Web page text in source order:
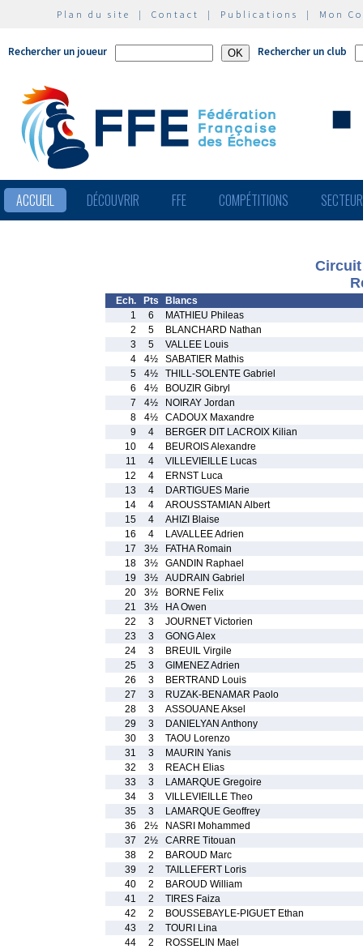
Plan du site | Contact | Publications | Mon
Rechercher un joueur Rechercher un club
ACCUEIL DÉCOUVRIR FFE COMPÉTITIONS
Circuit
Ech. Pts
Blancs
1
6
MATHIEU Phileas
2
5
BLANCHARD Nathan
3
5
VALLEE Louis
4
4½
SABATIER Mathis
5
4½
THILL-SOLENTE Gabriel
6
4½
BOUZIR Gibryl
7
4½
NOIRAY Jordan
8
4½
CADOUX Maxandre
9
4
BERGER DIT LACROIX Kilian
10
4
BEUROIS Alexandre
11
4
VILLEVIEILLE Lucas
12
4
ERNST Luca
13
4
DARTIGUES Marie
14
4
AROUSSTAMIAN Albert
15
4
AHIZI Blaise
16
4
LAVALLEE Adrien
17
3½
FATHA Romain
18
3½
GANDIN Raphael
19
3½
AUDRAIN Gabriel
20
3½
BORNE Felix
21
3½
HA Owen
22
3
JOURNET Victorien
23
3
GONG Alex
24
3
BREUIL Virgile
25
3
GIMENEZ Adrien
26
3
BERTRAND Louis
27
3
RUZAK-BENAMAR Paolo
28
3
ASSOUANE Aksel
29
3
DANIELYAN Anthony
30
3
TAOU Lorenzo
31
3
MAURIN Yanis
32
3
REACH Elias
33
3
LAMARQUE Gregoire
34
3
VILLEVIEILLE Theo
35
3
LAMARQUE Geoffrey
36
2½
NASRI Mohammed
37
2½
CARRE Titouan
38
2
BAROUD Marc
39
2
TAILLEFERT Loris
40
2
BAROUD William
41
2
TIRES Faiza
42
2
BOUSSEBAYLE-PIGUET Ethan
43
2
TOURI Lina
44
2
ROSSELIN Mael